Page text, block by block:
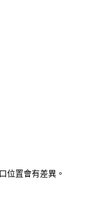
位置會有差異。